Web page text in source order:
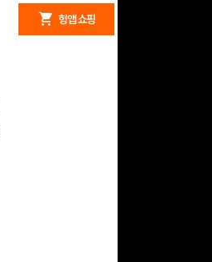
redeem 헝앱 경품